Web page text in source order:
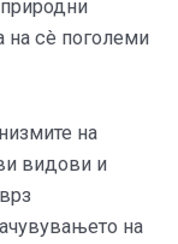
на сè поголеми
на
видови и
на